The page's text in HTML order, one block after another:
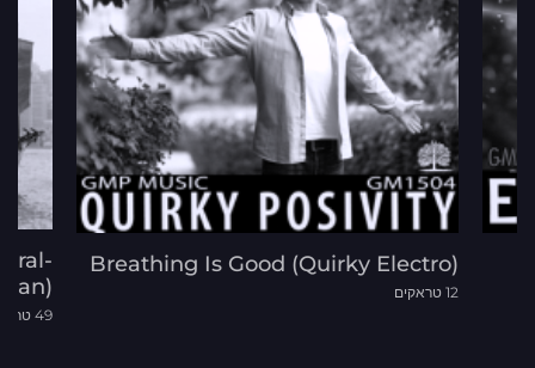
Breathing Is Good (Quirky Electro)
12 טראקים
49 טראקים